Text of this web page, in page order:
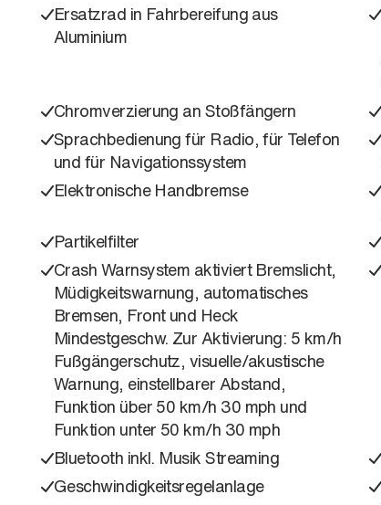
Ersatzrad in Fahrbereifung aus
Aluminium
Chromverzierung an Stoßfängern
Sprachbedienung für Radio, für Telefon
und für Navigationssystem
Elektronische Handbremse
Partikelfilter
Crash Warnsystem aktiviert Bremslicht,
Müdigkeitswarnung, automatisches
Bremsen, Front und Heck
Mindestgeschw. Zur Aktivierung: 5 km/h
Fußgängerschutz, visuelle/akustische
Warnung, einstellbarer Abstand,
Funktion über 50 km/h 30 mph und
Funktion unter 50 km/h 30 mph
Bluetooth inkl. Musik Streaming
Geschwindigkeitsregelanlage